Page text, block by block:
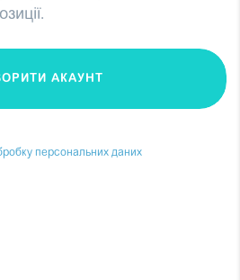
АКАУНТ
персональних даних